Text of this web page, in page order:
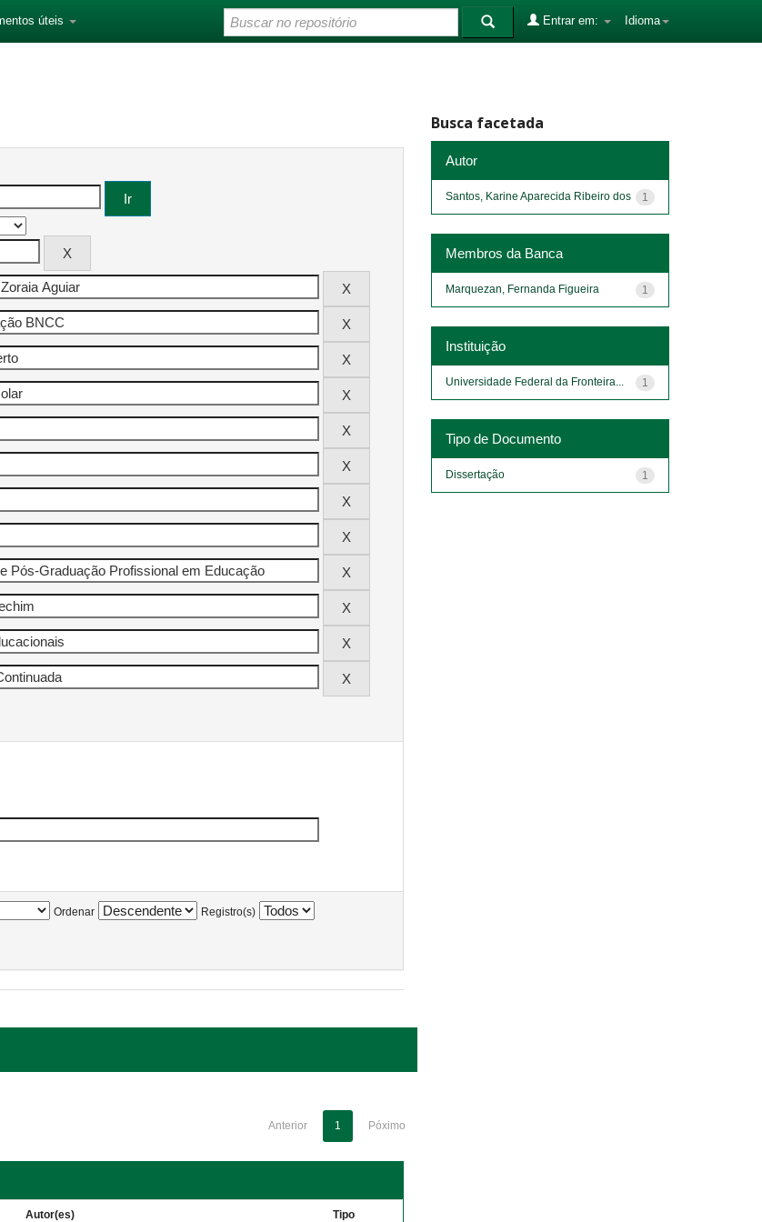
úteis Idioma
Entrar em:
Ordenar Registro(s)
Anterior 1 Póximo
Autor(es) Tipo
Busca facetada
Autor
1
Santos, Karine Aparecida Ribeiro dos
Membros da Banca
1
Marquezan, Fernanda Figueira
Instituição
1
Universidade Federal da Fronteira...
Tipo de Documento
1
Dissertação